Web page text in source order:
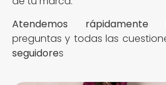
Atendemos rápidamente
preguntas y todas las
seguidores